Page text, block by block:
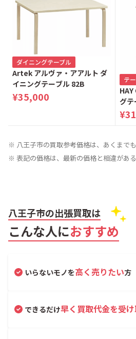
ダイニングテーブル
Artek アルヴァ・アアルト ダ
イニングテーブル 82B
¥35,000
テ
グテ
※ 八王子市の買取参考価格は、あくまでも
※ 表記の価格は、最新の価格と相違がある
八王子市の出張買取は
こんな人におすすめ
いらないモノを高く売りたい方
できるだけ早く買取代金を受